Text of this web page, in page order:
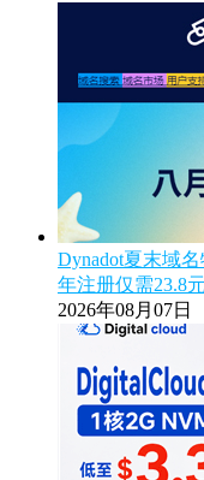
Dynadot夏末域
年注册仅需23.8元
2026年08月07日